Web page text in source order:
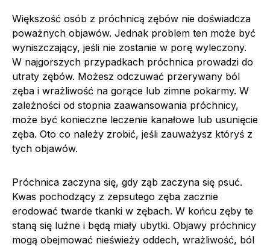
Większość osób z próchnicą zębów nie doświadcza
poważnych objawów. Jednak problem ten może być
wyniszczający, jeśli nie zostanie w porę wyleczony.
W najgorszych przypadkach próchnica prowadzi do
utraty zębów. Możesz odczuwać przerywany ból
zęba i wrażliwość na gorące lub zimne pokarmy. W
zależności od stopnia zaawansowania próchnicy,
może być konieczne leczenie kanałowe lub usunięcie
zęba. Oto co należy zrobić, jeśli zauważysz któryś z
tych objawów.
Próchnica zaczyna się, gdy ząb zaczyna się psuć.
Kwas pochodzący z zepsutego zęba zacznie
erodować twarde tkanki w zębach. W końcu zęby te
staną się luźne i będą miały ubytki. Objawy próchnicy
mogą obejmować nieświeży oddech, wrażliwość, ból